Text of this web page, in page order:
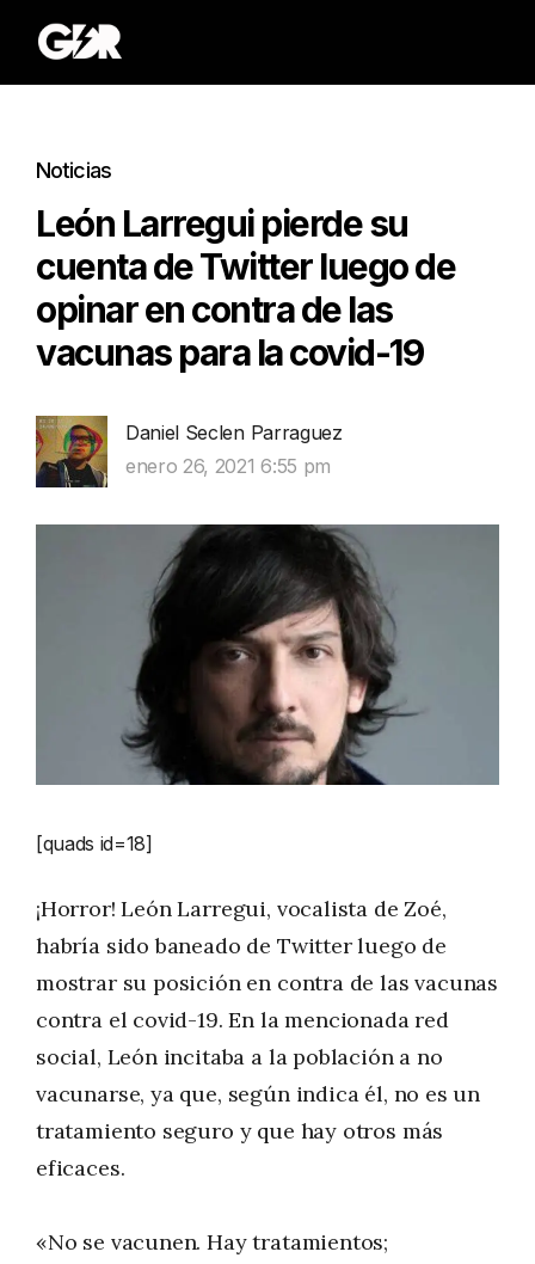
Noticias
León Larregui pierde su
cuenta de Twitter luego de
opinar en contra de las
vacunas para la covid-19
Daniel Seclen Parraguez
enero 26, 2021 6:55 pm
[quads id=18]
¡Horror! León Larregui, vocalista de Zoé,
habría sido baneado de Twitter luego de
mostrar su posición en contra de las vacunas
contra el covid-19. En la mencionada red
social, León incitaba a la población a no
vacunarse, ya que, según indica él, no es un
tratamiento seguro y que hay otros más
eficaces.
«No se vacunen. Hay tratamientos;